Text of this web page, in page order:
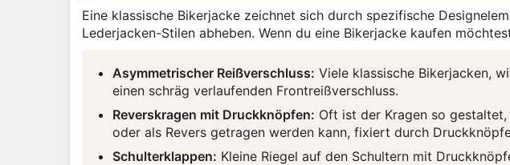
Eine klassische Bikerjacke zeichnet sich durch spezifische
Lederjacken-Stilen abheben. Wenn du eine Bikerjacke kaufen
Asymmetrischer Reißverschluss: Viele klassische Bikerjacken,
einen schräg verlaufenden Frontreißverschluss.
Reverskragen mit Druckknöpfen: Oft ist der Kragen so
oder als Revers getragen werden kann, fixiert durch
Schulterklappen: Kleine Riegel auf den Schultern mit